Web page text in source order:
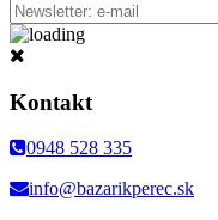
Kontakt
0948 528 335
info@bazarikperec.sk